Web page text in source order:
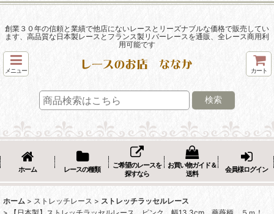
創業３０年の信頼と業績で他店にないレースとリーズナブルな価格で販売してい
ます、高品質な日本製レースとフランス製リバーレースを通販、全レース商用利
用可能です
メニュー カート
検索
ホーム レースの種類
ご希望のレースを
探すなら
お買い物ガイド＆
送料
会員様ログイン
ホーム > ストレッチレース > ストレッチラッセルレース